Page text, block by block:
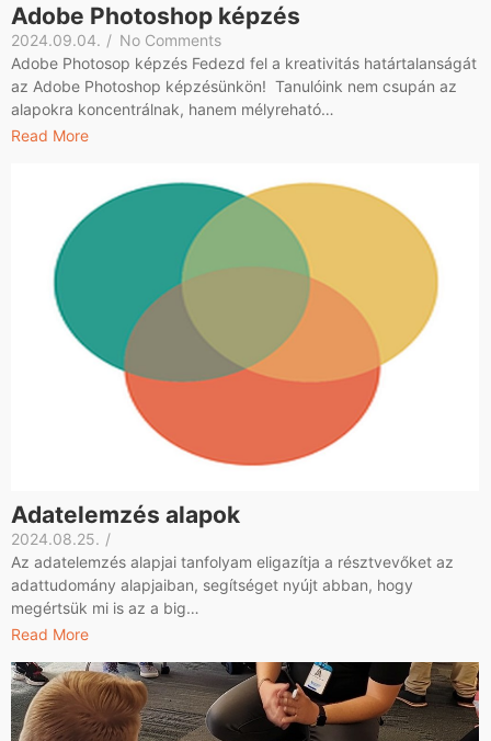
Adobe Photoshop képzés
2024.09.04. / No Comments
Adobe Photosop képzés Fedezd fel a kreativitás határtalanságát
az Adobe Photoshop képzésünkön! Tanulóink nem csupán az
alapokra koncentrálnak, hanem mélyreható…
Read More
Adatelemzés alapok
2024.08.25. /
Az adatelemzés alapjai tanfolyam eligazítja a résztvevőket az
adattudomány alapjaiban, segítséget nyújt abban, hogy
megértsük mi is az a big…
Read More